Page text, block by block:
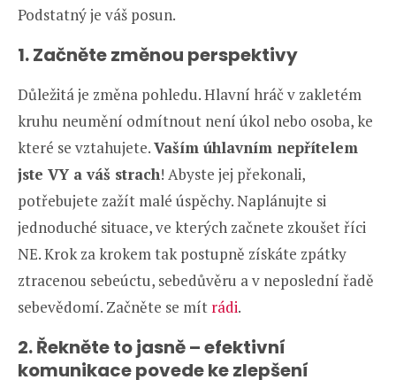
Podstatný je váš posun.
1. Začněte změnou perspektivy
Důležitá je změna pohledu. Hlavní hráč v zakletém
kruhu neumění odmítnout není úkol nebo osoba, ke
které se vztahujete.Vaším úhlavním nepřítelem
jste VY a váš strach! Abyste jej překonali,
potřebujete zažít malé úspěchy. Naplánujte si
jednoduché situace, ve kterých začnete zkoušet říci
NE. Krok za krokem tak postupně získáte zpátky
ztracenou sebeúctu, sebedůvěru a v neposlední řadě
sebevědomí. Začněte se mít rádi.
2. Řekněte to jasně – efektivní
komunikace povede ke zlepšení